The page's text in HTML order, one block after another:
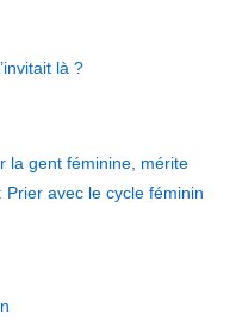
là ?
la gent féminine, mérite
Prier avec le cycle féminin